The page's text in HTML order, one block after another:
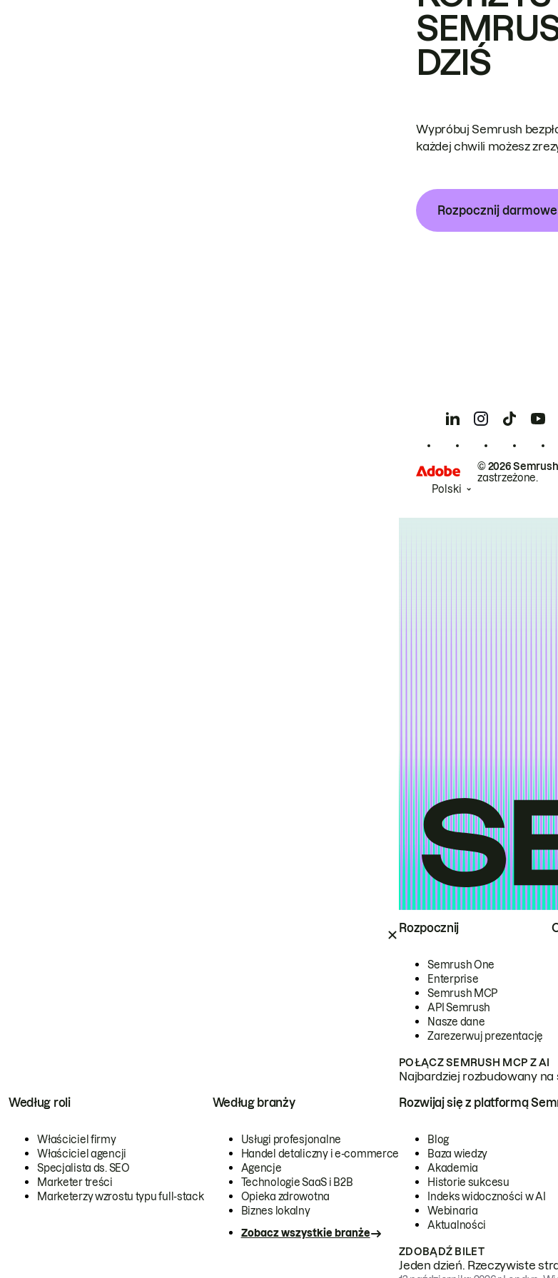
Rozpocznij
Semrush One
Enterprise
Semrush MCP
API Semrush
Nasze dane
Zarezerwuj prezentację
POŁĄCZ SEMRUSH MCP Z AI
Najbardziej rozbudowany
Według roli
Właściciel firmy
Właściciel agencji
Specjalista ds. SEO
Marketer treści
Marketerzy wzrostu typu full-stack
Według branży
Usługi profesjonalne
Handel detaliczny i e-commerce
Agencje
Technologie SaaS i B2B
Opieka zdrowotna
Biznes lokalny
Zobacz wszystkie branże
Rozwijaj się z platformą
Blog
Baza wiedzy
Akademia
Historie sukcesu
Indeks widoczności w AI
Webinaria
Aktualności
ZDOBĄDŹ BILET
Jeden dzień. Rzeczywiste
DZIŚ
Wypróbuj Semrush
każdej chwili możesz
Rozpocznij
© 2026
zastrzeżone.
Polski